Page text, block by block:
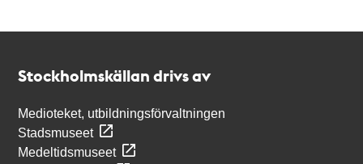
Stockholmskällan drivs av
Medioteket, utbildningsförvaltningen
Stadsmuseet
Medeltidsmuseet